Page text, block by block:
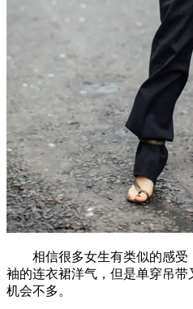
相信很多女生有类似的感受
袖的连衣裙洋气，但是单穿吊
机会不多。